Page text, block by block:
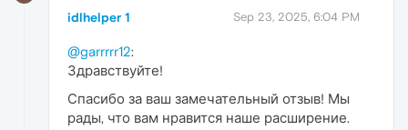
idlhelper 1 Sep 23, 2025, 6:04 PM
@garrrrr12:
Здравствуйте!
Спасибо за ваш замечательный отзыв! Мы
рады, что вам нравится наше расширение.